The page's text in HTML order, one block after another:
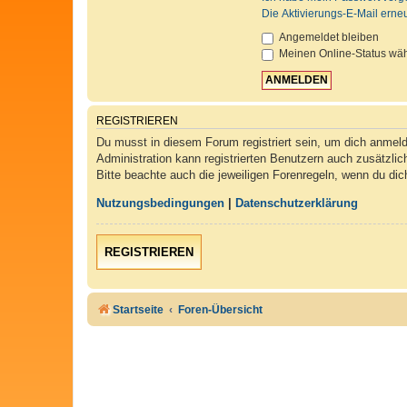
Die Aktivierungs-E-Mail
Angemeldet bleiben
Meinen Online-Status
REGISTRIEREN
Du musst in diesem Forum registriert sein, um dich
Administration kann registrierten Benutzern auch
Bitte beachte auch die jeweiligen Forenregeln, wenn du
Nutzungsbedingungen Datenschutzerklärung
REGISTRIEREN
Startseite Foren-Übersicht